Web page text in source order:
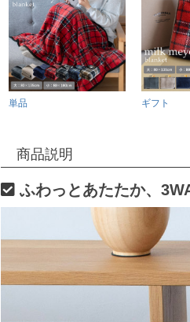
単品 ギフト
商品説明
ふわっとあたたか、